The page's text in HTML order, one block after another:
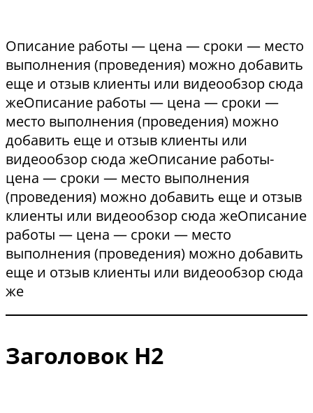
Описание работы — цена — сроки — место
выполнения (проведения) можно добавить
еще и отзыв клиенты или видеообзор сюда
жеОписание работы — цена — сроки —
место выполнения (проведения) можно
добавить еще и отзыв клиенты или
видеообзор сюда жеОписание работы-
цена — сроки — место выполнения
(проведения) можно добавить еще и отзыв
клиенты или видеообзор сюда жеОписание
работы — цена — сроки — место
выполнения (проведения) можно добавить
еще и отзыв клиенты или видеообзор сюда
же
Заголовок Н2